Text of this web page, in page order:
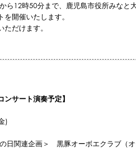
ら12時50分まで、鹿児島市役所みなと
開催いたします。
だけます。
ンサート演奏予定】
23日(金)
関連企画＞ 黒豚オーボエクラブ（オ